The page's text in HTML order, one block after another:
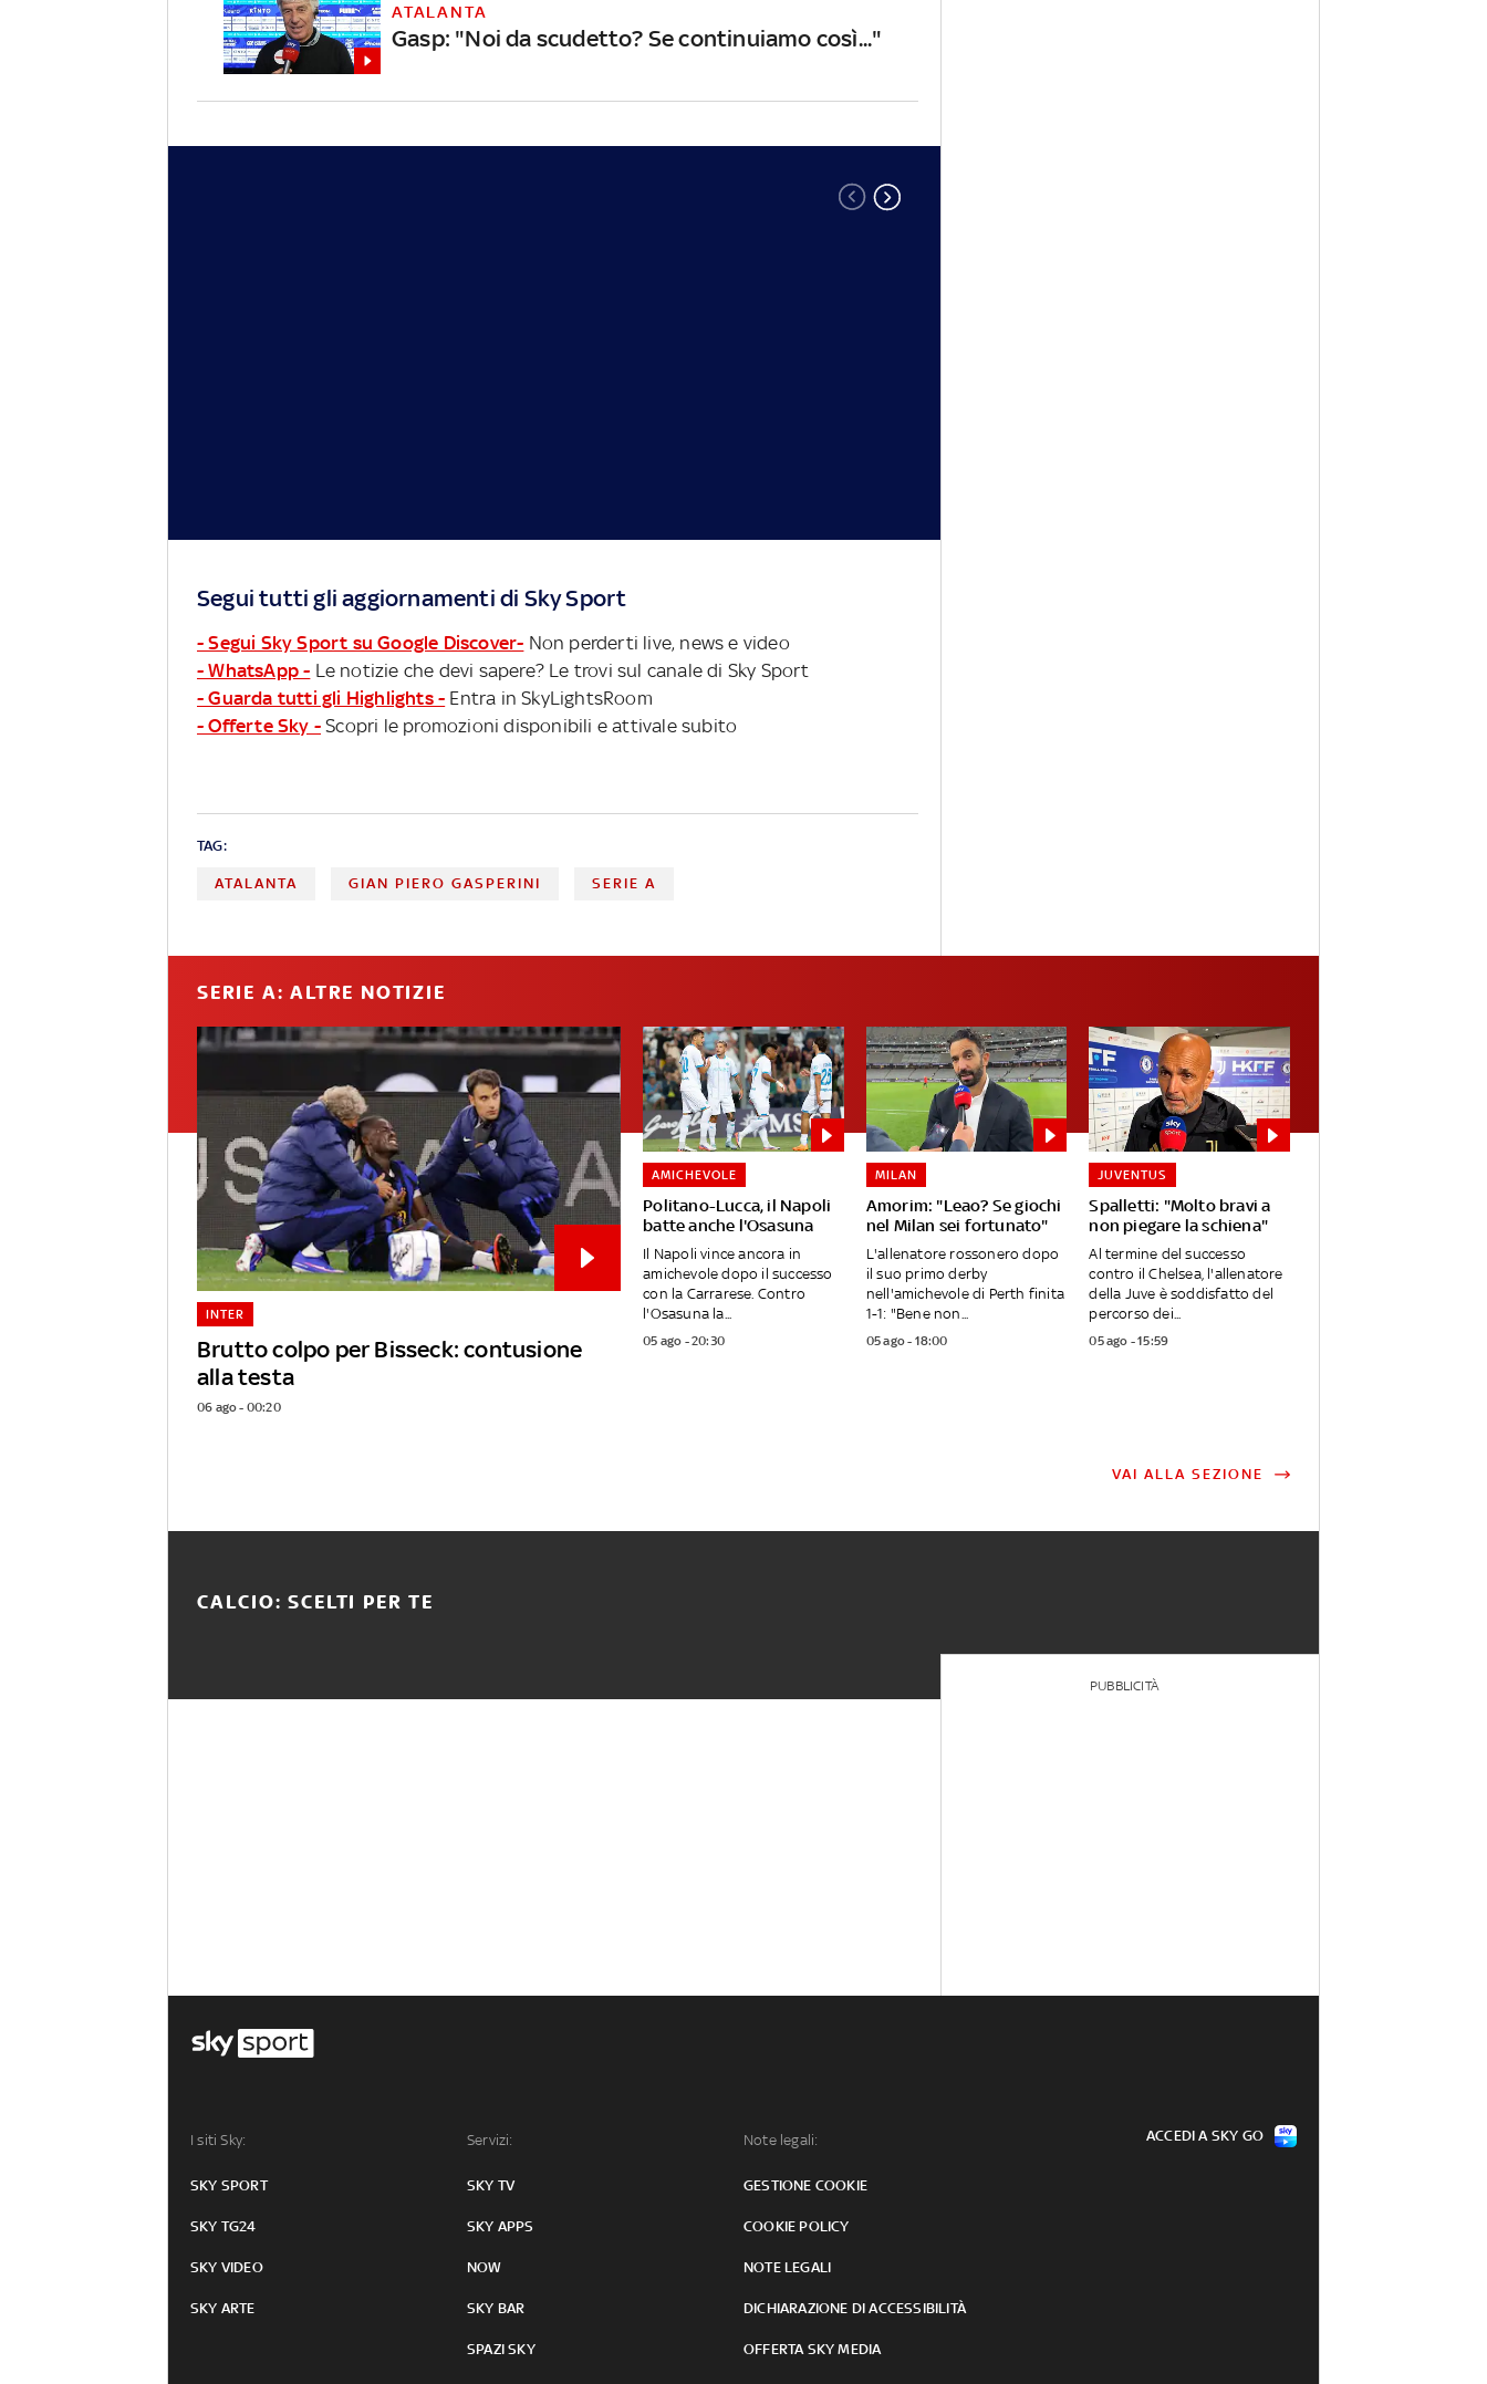
ATALANTA
Gasp: "Noi da scudetto? Se continuiamo così..."
Segui tutti gli aggiornamenti di Sky Sport
- Segui Sky Sport su Google Discover- Non perderti live, news e video
- WhatsApp - Le notizie che devi sapere? Le trovi sul canale di Sky Sport
- Guarda tutti gli Highlights - Entra in SkyLightsRoom
- Offerte Sky - Scopri le promozioni disponibili e attivale subito
TAG:
ATALANTA GIAN PIERO GASPERINI SERIE A
SERIE A: ALTRE NOTIZIE
Brutto colpo per Bisseck: contusione
alla testa
INTER
06 ago - 00:20
Politano-Lucca, il Napoli
batte anche l'Osasuna
AMICHEVOLE
Il Napoli vince ancora in
amichevole dopo il successo
con la Carrarese. Contro
l'Osasuna la...
05 ago - 20:30
Amorim: "Leao? Se giochi
nel Milan sei fortunato"
MILAN
L'allenatore rossonero dopo
il suo primo derby
nell'amichevole di Perth finita
1-1: "Bene non...
05 ago - 18:00
Spalletti: "Molto bravi a
non piegare la schiena"
JUVENTUS
Al termine del successo
contro il Chelsea, l'allenatore
della Juve è soddisfatto del
percorso dei...
05 ago - 15:59
VAI ALLA SEZIONE
CALCIO: SCELTI PER TE
PUBBLICITÀ
I siti Sky:
SKY SPORT
SKY TG24
SKY VIDEO
SKY ARTE
Servizi:
SKY TV
SKY APPS
NOW
SKY BAR
SPAZI SKY
Note legali:
GESTIONE COOKIE
COOKIE POLICY
NOTE LEGALI
DICHIARAZIONE DI ACCESSIBILITÀ
OFFERTA SKY MEDIA
ACCEDI A SKY GO